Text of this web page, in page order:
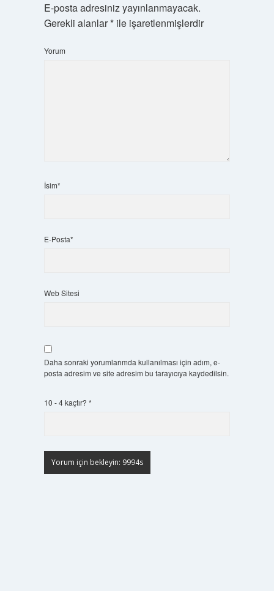
E-posta adresiniz yayınlanmayacak.
Gerekli alanlar*ile işaretlenmişlerdir
Yorum
İsim*
E-Posta*
Web Sitesi
Daha sonraki yorumlarımda kullanılması için adım, e-
posta adresim ve site adresim bu tarayıcıya kaydedilsin.
10 - 4 kaçtır? *